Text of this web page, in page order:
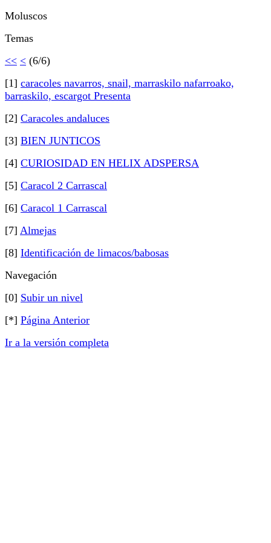
Moluscos
Temas
<< < (6/6)
[1] caracoles navarros, snail, marraskilo nafarroako,
barraskilo, escargot Presenta
[2] Caracoles andaluces
[3] BIEN JUNTICOS
[4] CURIOSIDAD EN HELIX ADSPERSA
[5] Caracol 2 Carrascal
[6] Caracol 1 Carrascal
[7] Almejas
[8] Identificación de limacos/babosas
Navegación
[0] Subir un nivel
[*] Página Anterior
Ir a la versión completa